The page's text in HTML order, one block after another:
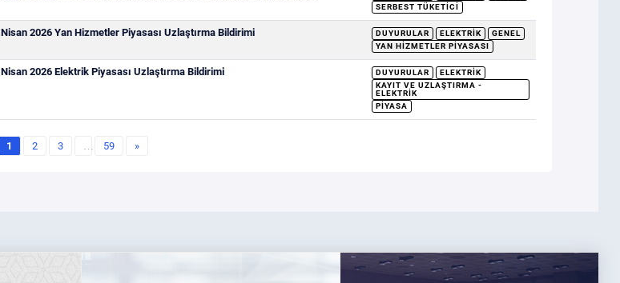
SERBEST TÜKETICI
Nisan 2026 Yan Hizmetler Piyasası Uzlaştırma Bildirimi DUYURULAR ELEKTRIK
GENEL
YAN HIZMETLER PIYASASI
Nisan 2026 Elektrik Piyasası Uzlaştırma Bildirimi DUYURULAR
ELEKTRIK
KAYIT VE UZLAŞTIRMA -
ELEKTRIK
PIYASA
1 2 3 … 59 »